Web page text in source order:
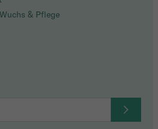
& Pflege